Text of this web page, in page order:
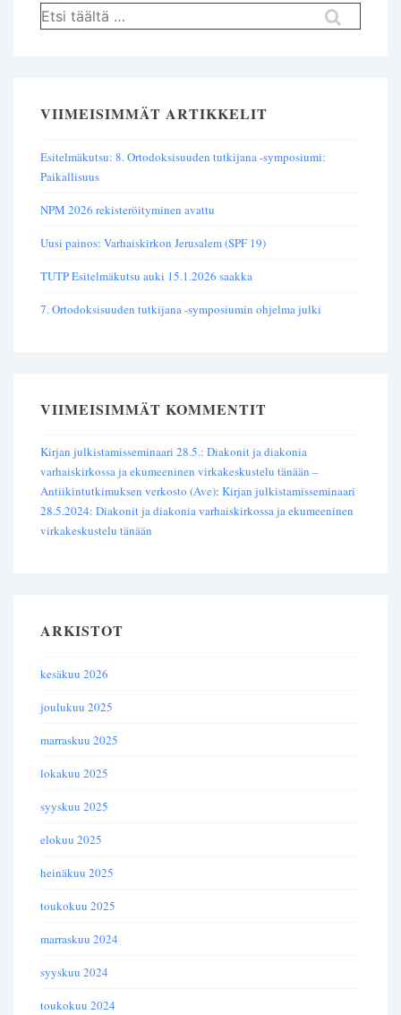
Hae:
VIIMEISIMMÄT ARTIKKELIT
Esitelmäkutsu: 8. Ortodoksisuuden tutkijana -symposiumi:
Paikallisuus
NPM 2026 rekisteröityminen avattu
Uusi painos: Varhaiskirkon Jerusalem (SPF 19)
TUTP Esitelmäkutsu auki 15.1.2026 saakka
7. Ortodoksisuuden tutkijana -symposiumin ohjelma julki
VIIMEISIMMÄT KOMMENTIT
Kirjan julkistamisseminaari 28.5.: Diakonit ja diakonia
varhaiskirkossa ja ekumeeninen virkakeskustelu tänään –
Antiikintutkimuksen verkosto (Ave): Kirjan julkistamisseminaari
28.5.2024: Diakonit ja diakonia varhaiskirkossa ja ekumeeninen
virkakeskustelu tänään
ARKISTOT
kesäkuu 2026
joulukuu 2025
marraskuu 2025
lokakuu 2025
syyskuu 2025
elokuu 2025
heinäkuu 2025
toukokuu 2025
marraskuu 2024
syyskuu 2024
toukokuu 2024